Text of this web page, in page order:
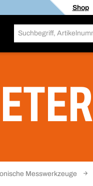
Shop
Messwerkzeuge